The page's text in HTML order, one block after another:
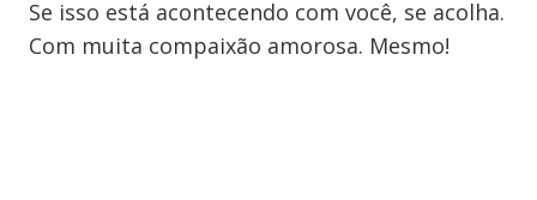
Se isso está acontecendo com você, se acolha.
Com muita compaixão amorosa. Mesmo!